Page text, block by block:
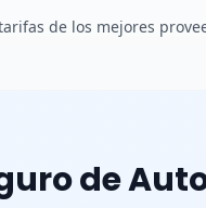
de los mejores
de